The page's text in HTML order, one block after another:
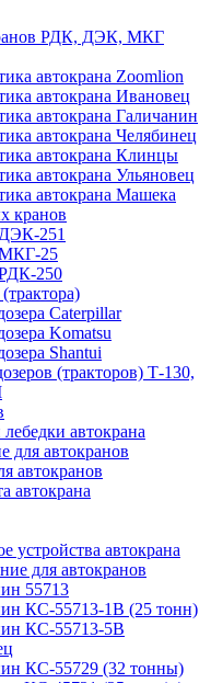
РДК, ДЭК, МКГ
автокрана Zoomlion
автокрана Ивановец
автокрана Галичанин
автокрана Челябинец
автокрана Клинцы
автокрана Ульяновец
автокрана Машека
кранов
251
МКГ-25
250
Caterpillar
Komatsu
Shantui
(тракторов) Т-130,
автокрана
для автокранов
автокранов
автокрана
устройства автокрана
для автокранов
55713
КС-55713-1В (25 тонн)
КС-55713-5В
КС-55729 (32 тонны)